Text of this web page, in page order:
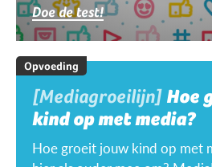
Doe de test!
Opvoeding
[Mediagroeilijn] Hoe
kind op met media?
Hoe groeit jouw kind op met